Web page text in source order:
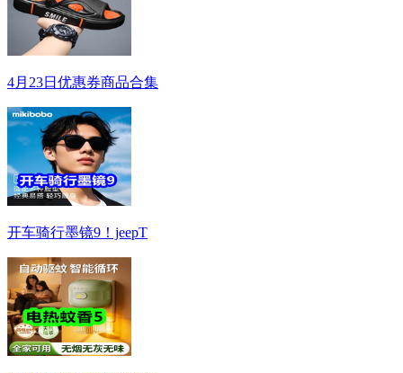
4月23日优惠券商品合集
开车骑行墨镜9！jeepT